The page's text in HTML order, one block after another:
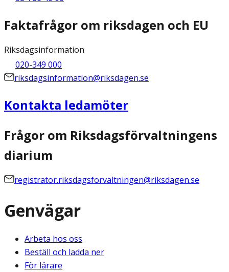
Faktafrågor om riksdagen och EU
Riksdagsinformation
020-349 000
riksdagsinformation@riksdagen.se
Kontakta ledamöter
Frågor om Riksdagsförvaltningens
diarium
registrator.riksdagsforvaltningen@riksdagen.se
Genvägar
Arbeta hos oss
Beställ och ladda ner
För lärare